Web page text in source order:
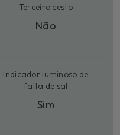
Terceiro cesto
Não
Indicador luminoso de
falta de sal
Sim